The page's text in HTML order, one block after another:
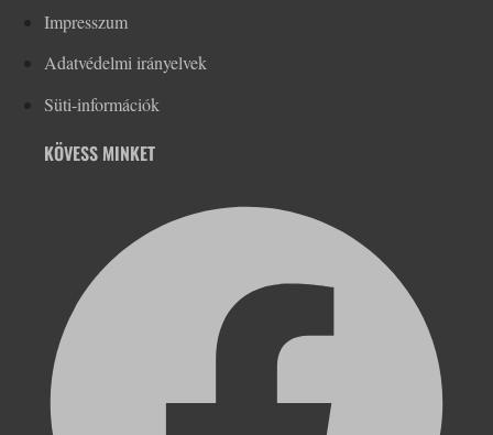
Impresszum
Adatvédelmi irányelvek
Süti-információk
KÖVESS MINKET